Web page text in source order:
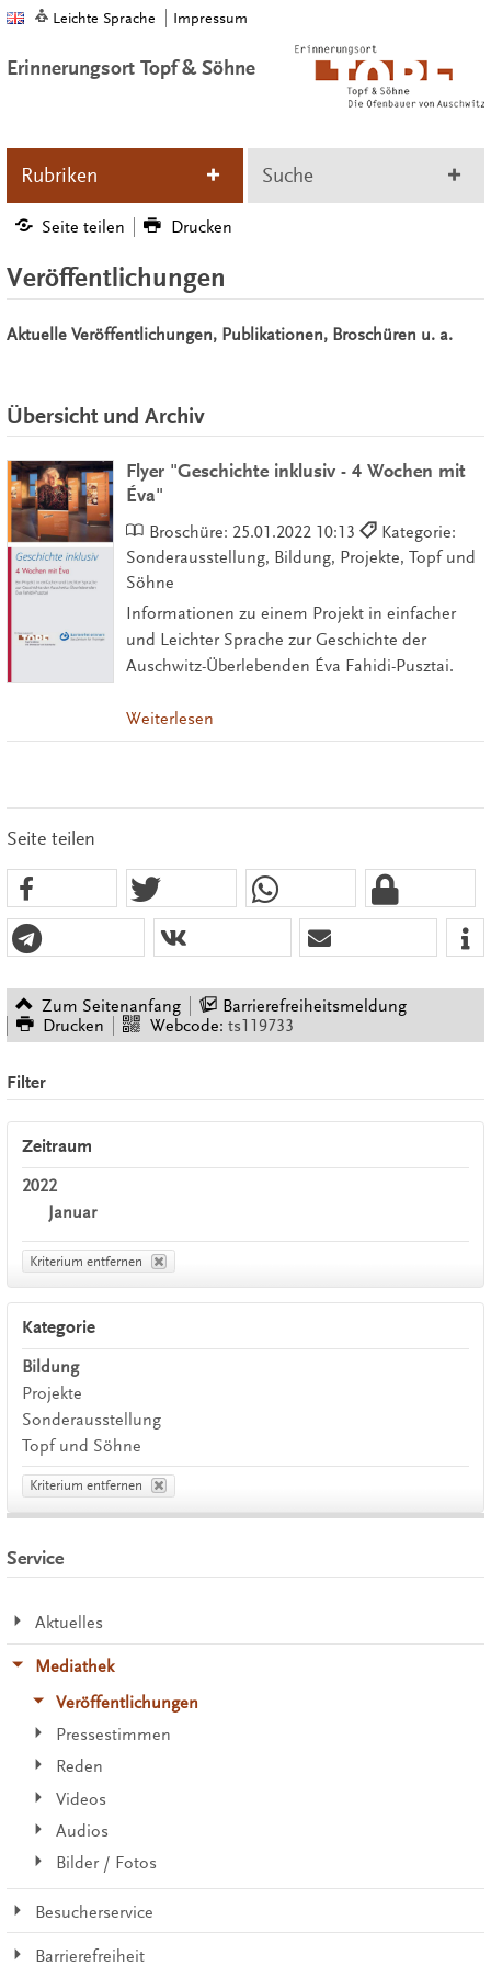
Leichte Sprache Impressum
Erinnerungsort Topf & Söhne
Rubriken Suche
Seite teilen Drucken
Veröffentlichungen
Aktuelle Veröffentlichungen, Publikationen, Broschüren u. a.
Übersicht und Archiv
Flyer "Geschichte inklusiv - 4 Wochen mit
Éva"
Broschüre: 25.01.2022 10:13
Kategorie:
Sonderausstellung, Bildung, Projekte, Topf und
Söhne
Informationen zu einem Projekt in einfacher
und Leichter Sprache zur Geschichte der
Auschwitz-Überlebenden Éva Fahidi-Pusztai.
Weiterlesen
Seite teilen
Zum Seitenanfang
Barrierefreiheitsmeldung
Drucken
Webcode: ts119733
Filter
Zeitraum
2022
Januar
Kriterium entfernen
Kategorie
Bildung
Projekte
Sonderausstellung
Topf und Söhne
Kriterium entfernen
Service
Aktuelles
Mediathek
Veröffentlichungen
Pressestimmen
Reden
Videos
Audios
Bilder / Fotos
Besucherservice
Barrierefreiheit